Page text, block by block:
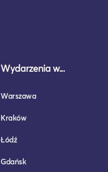
Wydarzenia w...
Warszawa
Kraków
Łódź
Gdańsk